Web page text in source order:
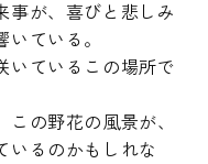
事が、喜びと悲しみ
ている。
いているこの場所で
の野花の風景が、
いるのかもしれな